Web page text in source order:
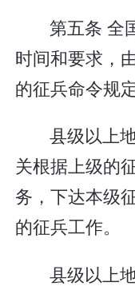
第五条 全
时间和要求，
的征兵命令规定
县级以上
关根据上级的
务，下达本级
的征兵工作。
县级以上